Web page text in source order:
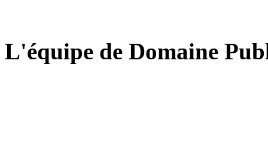
L'équipe de Domaine